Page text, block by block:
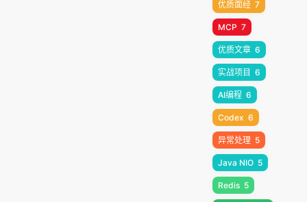
优质面经 7
MCP 7
优质文章 6
实战项目 6
AI编程 6
Codex 6
异常处理 5
Java NIO 5
Redis 5